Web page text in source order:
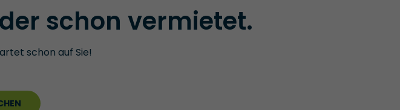
schon vermietet.
schon auf Sie!